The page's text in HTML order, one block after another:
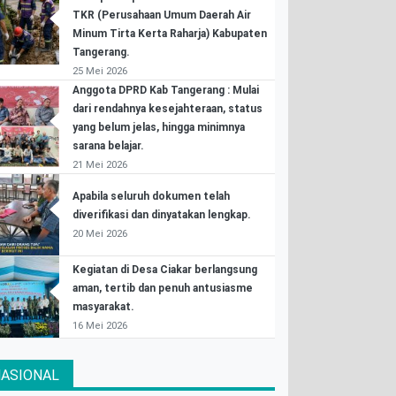
TKR (Perusahaan Umum Daerah Air
Minum Tirta Kerta Raharja) Kabupaten
Tangerang.
25 Mei 2026
Anggota DPRD Kab Tangerang : Mulai
dari rendahnya kesejahteraan, status
yang belum jelas, hingga minimnya
sarana belajar.
21 Mei 2026
Apabila seluruh dokumen telah
diverifikasi dan dinyatakan lengkap.
20 Mei 2026
Kegiatan di Desa Ciakar berlangsung
aman, tertib dan penuh antusiasme
masyarakat.
16 Mei 2026